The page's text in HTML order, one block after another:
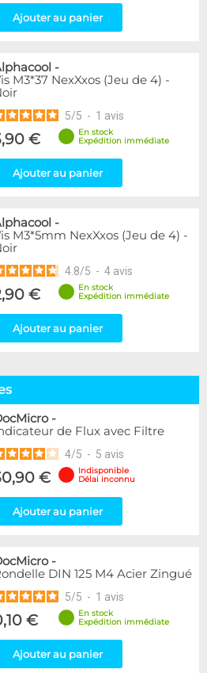
Ajouter au panier
-
M3*37 NexXxos (Jeu de 4) -
5/5 - 1 avis
€
En stock
Expédition immédiate
Ajouter au panier
-
M3*5mm NexXxos (Jeu de 4) -
4.8/5 - 4 avis
€
En stock
Expédition immédiate
Ajouter au panier
-
de Flux avec Filtre
4/5 - 5 avis
€
Indisponible
Délai inconnu
Ajouter au panier
-
DIN 125 M4 Acier Zingué
5/5 - 1 avis
€
En stock
Expédition immédiate
Ajouter au panier